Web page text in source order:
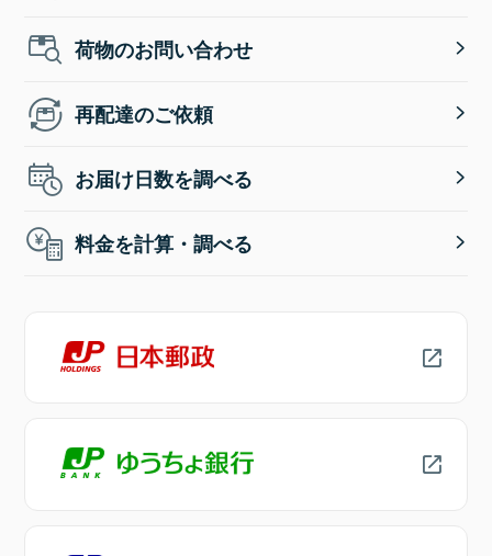
荷物のお問い合わせ
再配達のご依頼
お届け日数を調べる
料金を計算・調べる